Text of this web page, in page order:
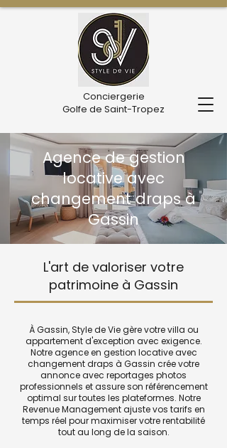
Conciergerie
Golfe de Saint-Tropez
Agence de gestion
locative avec
changement draps à
Gassin
L'art de valoriser votre
patrimoine à Gassin
À Gassin, Style de Vie gère votre villa ou
appartement d'exception avec exigence.
Notre agence en gestion locative avec
changement draps à Gassin crée votre
annonce avec reportages photos
professionnels et assure son référencement
optimal sur toutes les plateformes. Notre
Revenue Management ajuste vos tarifs en
temps réel pour maximiser votre rentabilité
tout au long de la saison.